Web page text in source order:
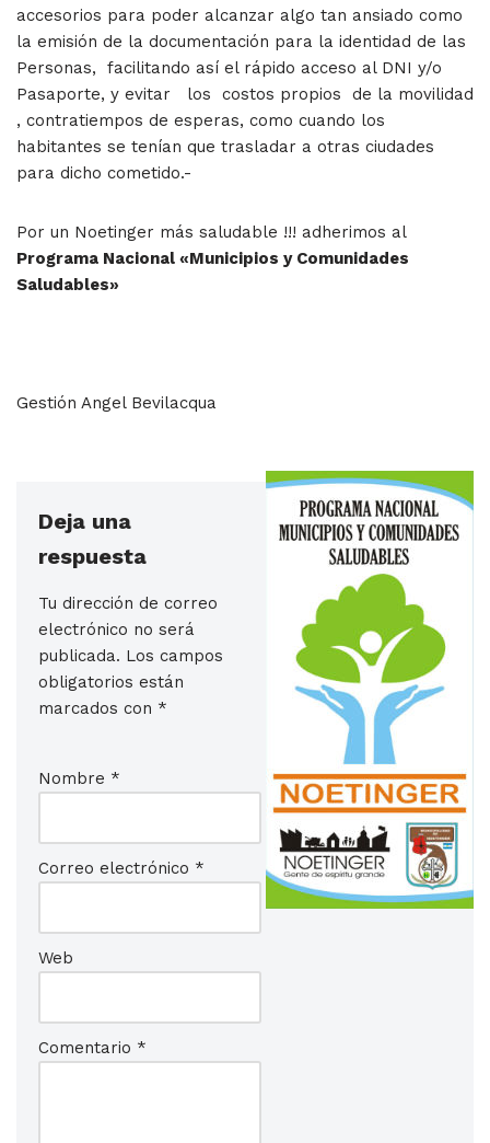
accesorios para poder alcanzar algo tan ansiado como
la emisión de la documentación para la identidad de las
Personas, facilitando así el rápido acceso al DNI y/o
Pasaporte, y evitar los costos propios de la movilidad
, contratiempos de esperas, como cuando los
habitantes se tenían que trasladar a otras ciudades
para dicho cometido.-
Por un Noetinger más saludable !!! adherimos al
Programa Nacional «Municipios y Comunidades
Saludables»
Gestión Angel Bevilacqua
Deja una
respuesta
Tu dirección de correo
electrónico no será
publicada. Los campos
obligatorios están
marcados con *
Nombre *
Correo electrónico *
Web
Comentario *